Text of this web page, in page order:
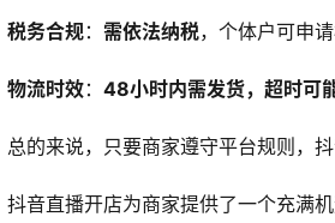
税务合规：需依法纳税，个体户可申
物流时效：48小时内需发货，超时可
总的来说，只要商家遵守平台规则，
抖音直播开店为商家提供了一个充满